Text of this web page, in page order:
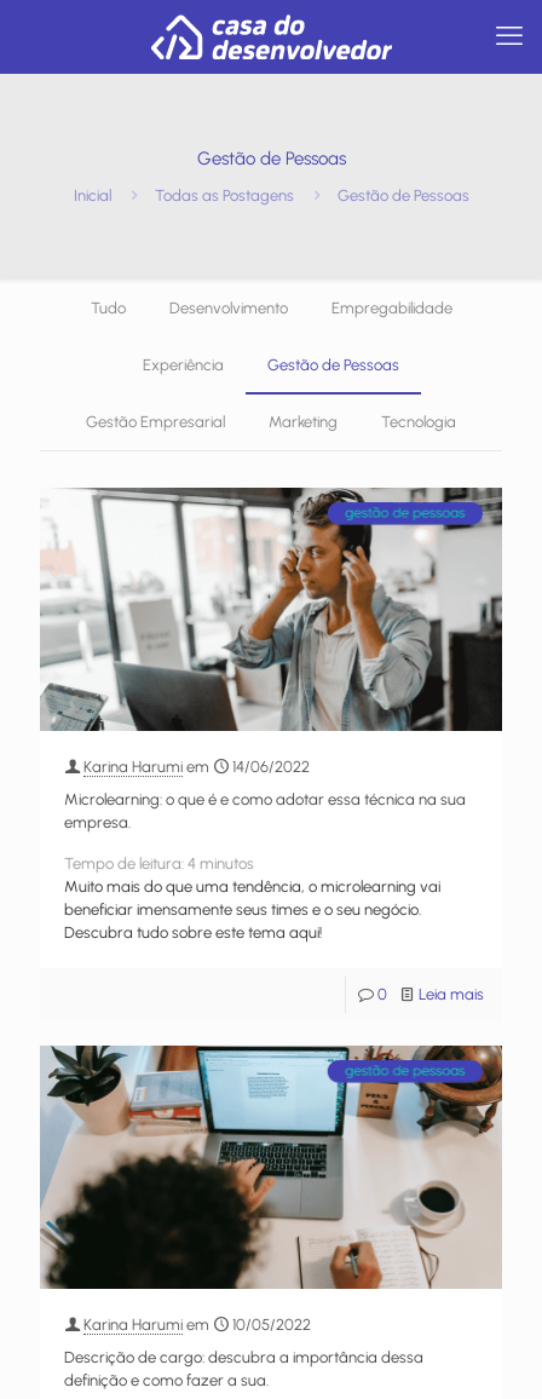
Gestão de Pessoas
Inicial Todas as Postagens Gestão de Pessoas
Tudo Desenvolvimento Empregabilidade
Experiência Gestão de Pessoas
Gestão Empresarial Marketing Tecnologia
Karina Harumi em
14/06/2022
Microlearning: o que é e como adotar essa técnica na sua
empresa.
Tempo de leitura: 4 minutos
Muito mais do que uma tendência, o microlearning vai
beneficiar imensamente seus times e o seu negócio.
Descubra tudo sobre este tema aqui!
0 Leia mais
Karina Harumi em
10/05/2022
Descrição de cargo: descubra a importância dessa
definição e como fazer a sua.